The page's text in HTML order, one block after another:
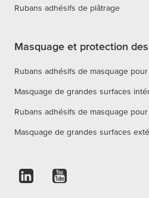
Rubans adhésifs de plâtrage
Masquage et protection
Rubans adhésifs de masquage pour
Masquage de grandes surfaces
Rubans adhésifs de masquage pour
Masquage de grandes surfaces